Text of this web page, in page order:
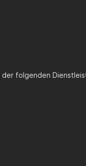
folgenden